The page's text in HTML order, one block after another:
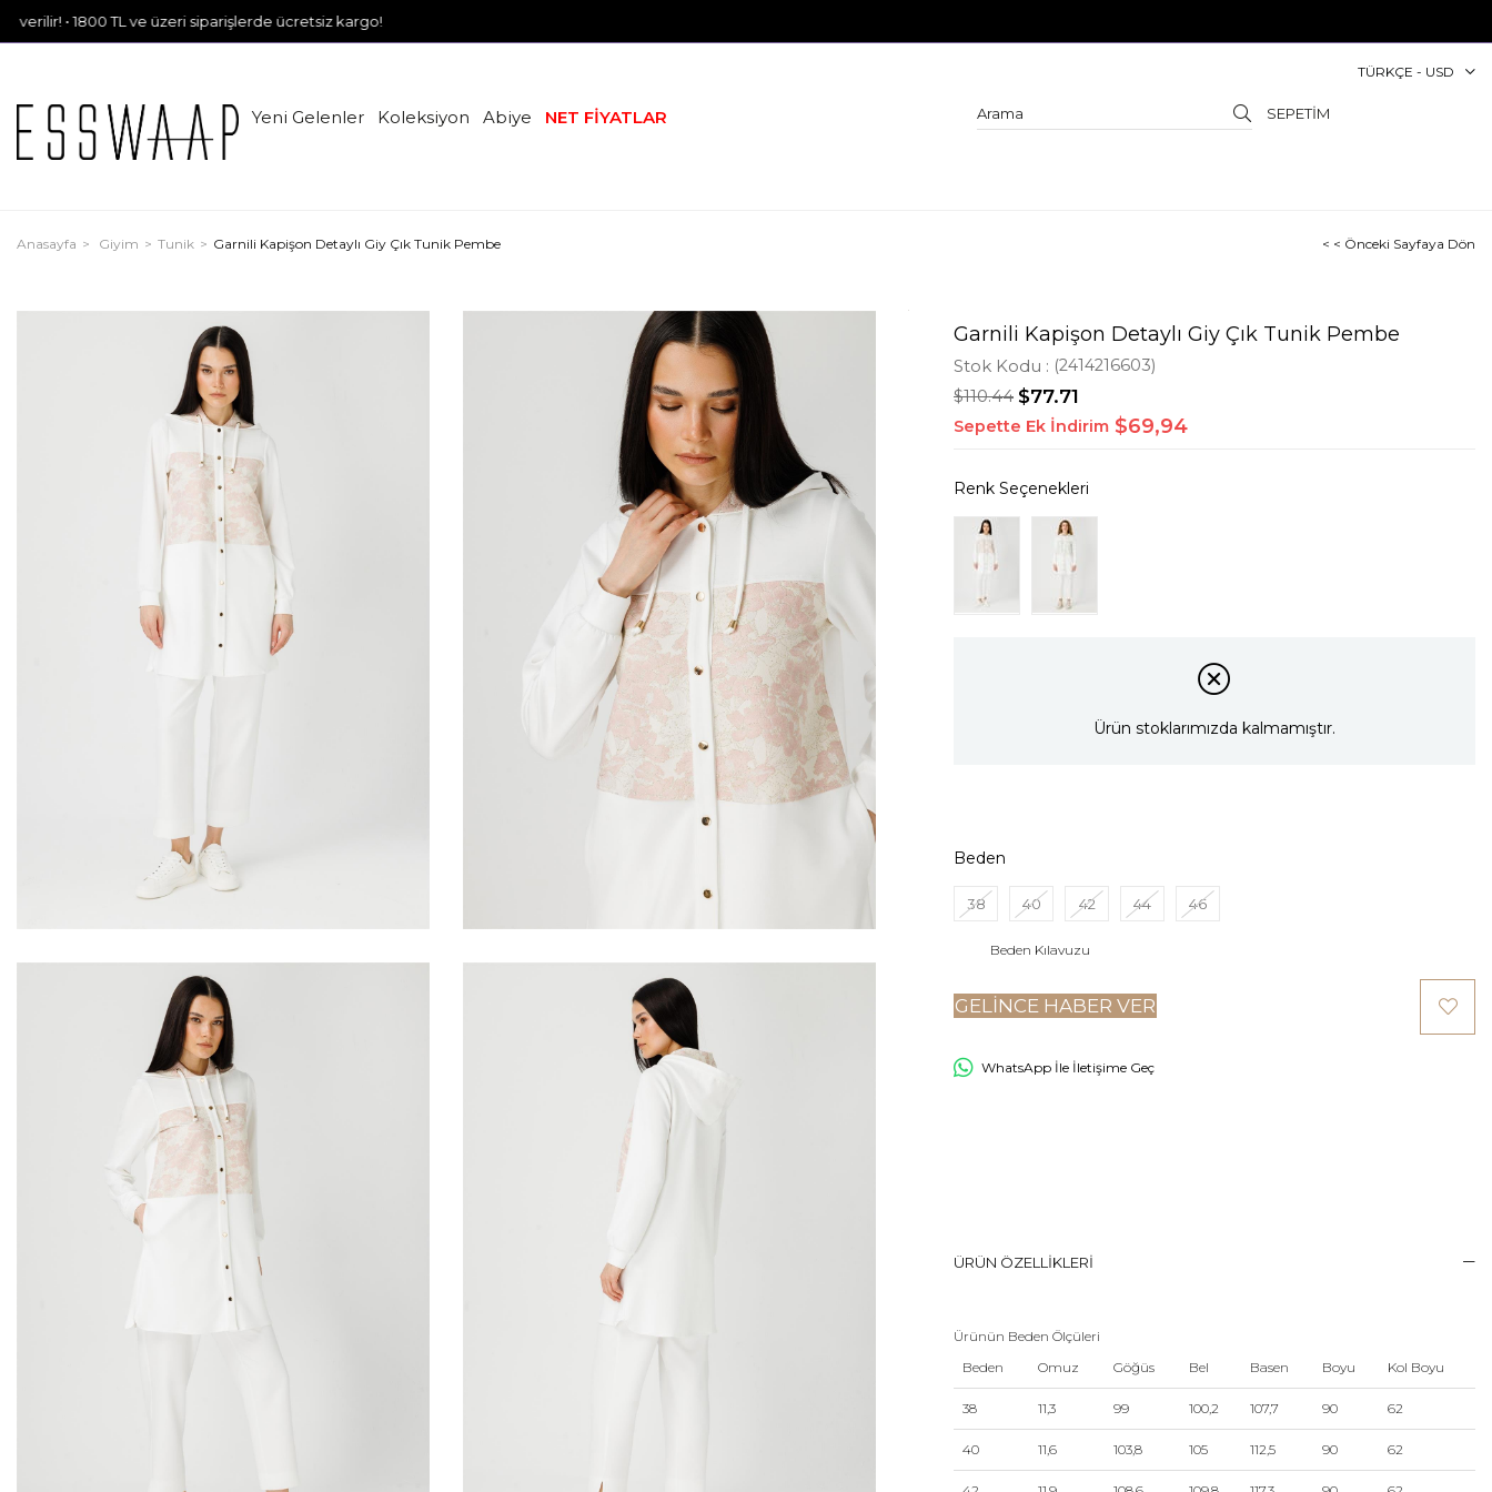
TL ve üzeri siparişlerde ücretsiz kargo!
Yeni Gelenler Koleksiyon Abiye NET FİYATLAR
TÜRKÇE - USD
SEPETIM
Anasayfa Giyim Tunik Garnili Kapişon Detaylı Giy Çık Tunik Pembe < < Önceki Sayfaya Dön
Garnili Kapişon Detaylı Giy Çık Tunik Pembe
Stok Kodu (2414216603)
$110.44 $77.71
Sepette Ek İndirim $69,94
Ürün stoklarımızda kalmamıştır.
Beden
38 40 42 44 46
Beden Kılavuzu
GELINCE HABER VER
WhatsApp İle İletişime Geç
ÜRÜN ÖZELLIKLERI
Ürünün Beden Ölçüleri
Beden
Omuz Göğüs Bel Basen Boyu Kol Boyu
38 11,3 99 100,2 107,7 90 62
40 11,6 103,8 105 112,5 90 62